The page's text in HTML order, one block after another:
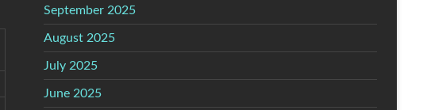
September 2025
August 2025
July 2025
June 2025